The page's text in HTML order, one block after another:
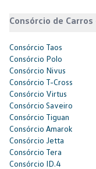
Consórcio de Carros
Consórcio Taos
Consórcio Polo
Consórcio Nivus
Consórcio T-Cross
Consórcio Virtus
Consórcio Saveiro
Consórcio Tiguan
Consórcio Amarok
Consórcio Jetta
Consórcio Tera
Consórcio ID.4